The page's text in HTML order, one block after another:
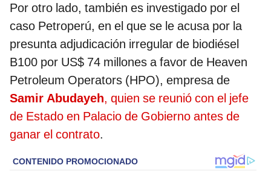
Por otro lado, también es investigado por el
caso Petroperú, en el que se le acusa por la
presunta adjudicación irregular de biodiésel
B100 por US$ 74 millones a favor de Heaven
Petroleum Operators (HPO), empresa de
Samir Abudayeh, quien se reunió con el jefe
de Estado en Palacio de Gobierno antes de
ganar el contrato.